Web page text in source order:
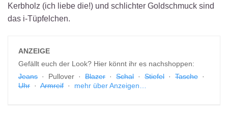
Kerbholz (ich liebe die!) und schlichter Goldschmuck sind
das i-Tüpfelchen.
ANZEIGE
Gefällt euch der Look? Hier könnt ihr es nachshoppen:
Jeans · Pullover · Blazer · Schal · Stiefel · Tasche ·
Uhr · Armreif · mehr über Anzeigen…